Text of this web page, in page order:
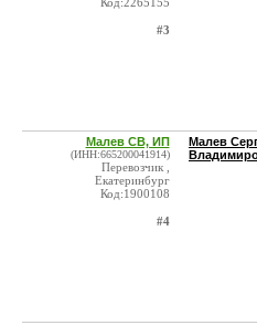
#3
Малев СВ, ИП
(ИНН:665200041914)
Перевозчик ,
Екатеринбург
Код:1900108
#4
Малев